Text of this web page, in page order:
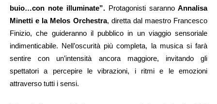
buio…con note illuminate”. Protagonisti saranno Annalisa
Minetti e la Melos Orchestra, diretta dal maestro Francesco
Finizio, che guideranno il pubblico in un viaggio sensoriale
indimenticabile. Nell’oscurità più completa, la musica si farà
sentire con un’intensità ancora maggiore, invitando gli
spettatori a percepire le vibrazioni, i ritmi e le emozioni
attraverso tutti i sensi.